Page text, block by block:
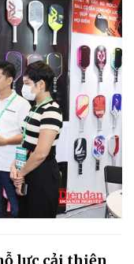
lực cải thiện